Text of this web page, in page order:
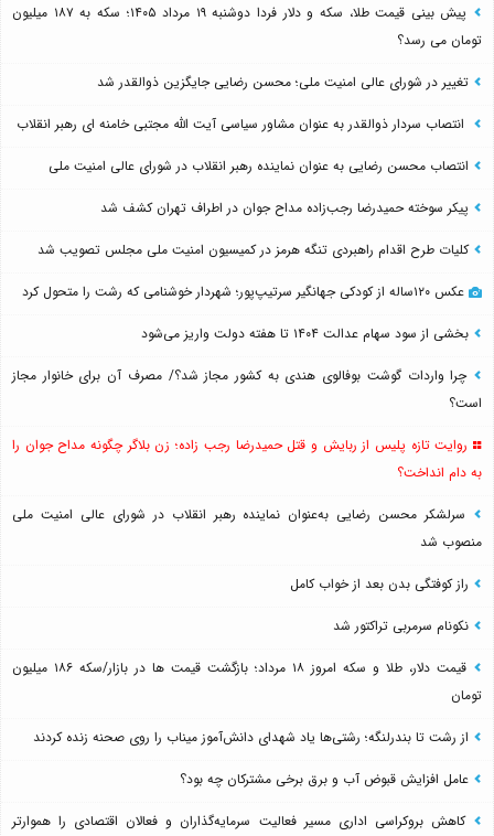
پیش بینی قیمت طلا، سکه و دلار فردا دوشنبه ۱۹ مرداد ۱۴۰۵؛ سکه به ۱۸۷ میلیون
تومان می رسد؟
تغییر در شورای عالی امنیت ملی؛ محسن رضایی جایگزین ذوالقدر شد
انتصاب سردار ذوالقدر به عنوان مشاور سیاسی آیت الله مجتبی خامنه ای رهبر انقلاب
انتصاب محسن رضایی به عنوان نماینده رهبر انقلاب در شورای عالی امنیت ملی
پیکر سوخته حمیدرضا رجب‌زاده مداح جوان در اطراف تهران کشف شد
کلیات طرح اقدام راهبردی تنگه هرمز در کمیسیون امنیت ملی مجلس تصویب شد
عکس ۱۲۰ساله از کودکی جهانگیر سرتیپ‌پور؛ شهردار خوشنامی که رشت را متحول کرد
بخشی از سود سهام عدالت ۱۴۰۴ تا هفته دولت واریز می‌شود
چرا واردات گوشت بوفالوی هندی به کشور مجاز شد؟/ مصرف آن برای خانوار مجاز
است؟
روایت تازه پلیس از ربایش و قتل حمیدرضا رجب زاده؛ زن بلاگر چگونه مداح جوان را
به دام انداخت؟
سرلشکر محسن رضایی به‌عنوان نماینده رهبر انقلاب در شورای عالی امنیت ملی
منصوب شد
راز کوفتگی بدن بعد از خواب کامل
نکونام سرمربی تراکتور شد
قیمت دلار، طلا و سکه امروز ۱۸ مرداد؛ بازگشت قیمت ها در بازار/سکه ۱۸۶ میلیون
تومان
از رشت تا بندرلنگه؛ رشتی‌ها یاد شهدای دانش‌آموز میناب را روی صحنه زنده کردند
عامل افزایش قبوض آب و برق برخی مشترکان چه بود؟
کاهش بروکراسی اداری مسیر فعالیت سرمایه‌گذاران و فعالان اقتصادی را هموارتر